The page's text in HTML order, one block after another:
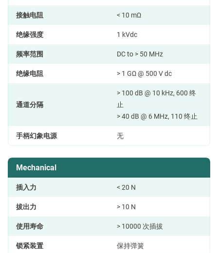
接触电阻 < 10 mΩ
绝缘强度 1 kVdc
频率范围 DC to > 50 MHz
绝缘电阻 > 1 GΩ @ 500 V dc
通道分隔
> 100 dB @ 10 kHz, 600 终
止
> 40 dB @ 6 MHz, 110 终止
手柄幻象电源 无
Mechanical
插入力 < 20 N
拔出力 > 10 N
使用寿命 > 10000 次插拔
锁紧装置 保持弹簧